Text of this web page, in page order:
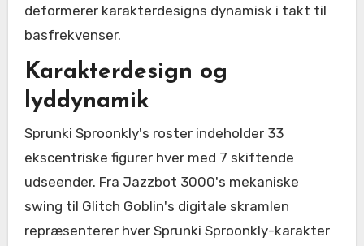
deformerer karakterdesigns dynamisk i takt til
basfrekvenser.
Karakterdesign og
lyddynamik
Sprunki Sproonkly's roster indeholder 33
ekscentriske figurer hver med 7 skiftende
udseender. Fra Jazzbot 3000's mekaniske
swing til Glitch Goblin's digitale skramlen
repræsenterer hver Sprunki Sproonkly-karakter